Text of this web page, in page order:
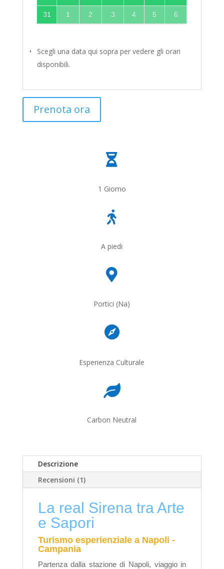
31 1 2 3 4 5 6
Scegli una data qui sopra per vedere gli orari
disponibili.
Prenota ora

1 Giorno

A piedi

Portici (Na)

Esperienza Culturale

Carbon Neutral
Descrizione
Recensioni (1)
La real Sirena tra Arte
e Sapori
Turismo esperienziale a Napoli -
Campania
Partenza dalla stazione di Napoli, viaggio in